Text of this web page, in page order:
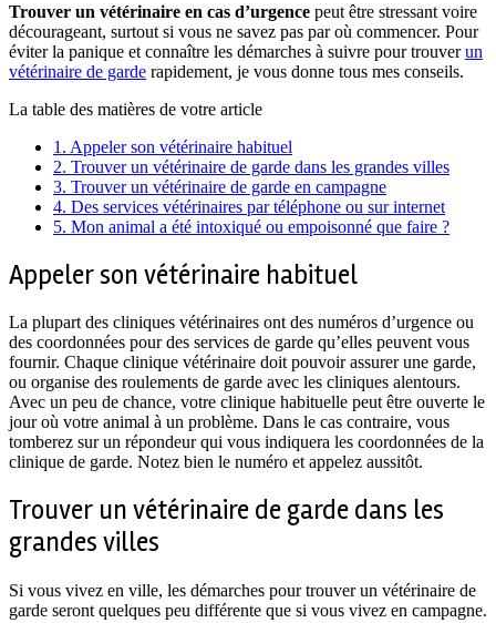
Trouver un vétérinaire en cas d’urgence peut être stressant voire
décourageant, surtout si vous ne savez pas par où commencer. Pour
éviter la panique et connaître les démarches à suivre pour trouverun
vétérinaire de garde rapidement, je vous donne tous mes conseils.
La table des matières de votre article
1. Appeler son vétérinaire habituel
2. Trouver un vétérinaire de garde dans les grandes villes
3. Trouver un vétérinaire de garde en campagne
4. Des services vétérinaires par téléphone ou sur internet
5. Mon animal a été intoxiqué ou empoisonné que faire ?
Appeler son vétérinaire habituel
La plupart des cliniques vétérinaires ont des numéros d’urgence ou
des coordonnées pour des services de garde qu’elles peuvent vous
fournir. Chaque clinique vétérinaire doit pouvoir assurer une garde,
ou organise des roulements de garde avec les cliniques alentours.
Avec un peu de chance, votre clinique habituelle peut être ouverte le
jour où votre animal à un problème. Dans le cas contraire, vous
tomberez sur un répondeur qui vous indiquera les coordonnées de la
clinique de garde. Notez bien le numéro et appelez aussitôt.
Trouver un vétérinaire de garde dans les
grandes villes
Si vous vivez en ville, les démarches pour trouver un vétérinaire de
garde seront quelques peu différente que si vous vivez en campagne.